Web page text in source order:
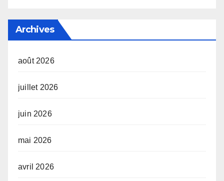
Archives
août 2026
juillet 2026
juin 2026
mai 2026
avril 2026